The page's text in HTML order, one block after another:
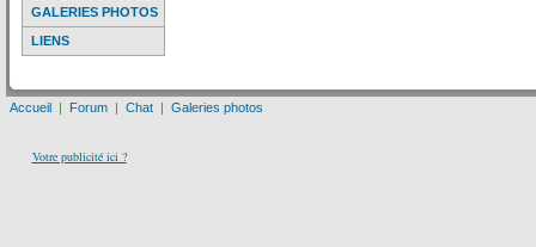
GALERIES PHOTOS
LIENS
Accueil | Forum | Chat | Galeries photos
Votre publicité ici ?